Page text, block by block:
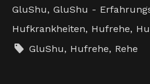
GluShu, GluShu -
Hufkrankheiten, Hufrehe,
GluShu, Hufrehe, Rehe